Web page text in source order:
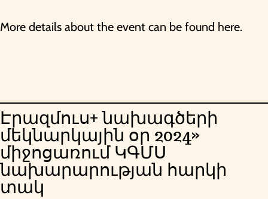
More details about the event can be found here.
Էրազմուս+ նախագծերի
մեկնարկային օր 2024»
միջոցառում ԿԳՄՍ
նախարարության հարկի
տակ